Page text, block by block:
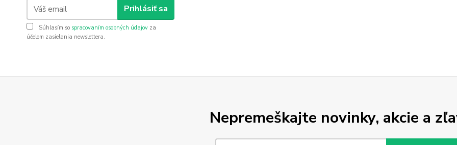
Prihlásiť sa
Súhlasím so spracovaním osobných údajov za
účelom zasielania newslettera.
Nepremeškajte novinky, akcie a